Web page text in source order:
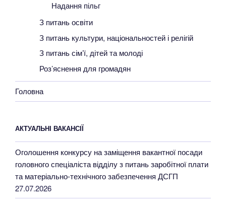
Надання пільг
З питань освіти
З питань культури, національностей і релігій
З питань сім’ї, дітей та молоді
Роз’яснення для громадян
Головна
АКТУАЛЬНІ ВАКАНСІЇ
Оголошення конкурсу на заміщення вакантної посади
головного спеціаліста відділу з питань заробітної плати
та матеріально-технічного забезпечення ДСГП
27.07.2026